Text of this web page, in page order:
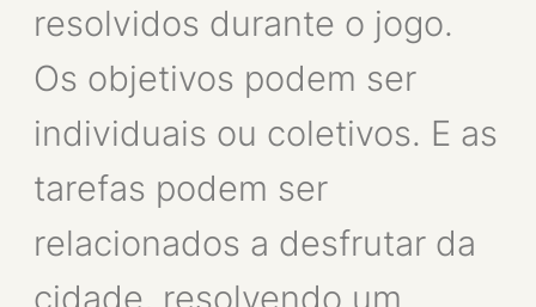
resolvidos durante o jogo.
Os objetivos podem ser
individuais ou coletivos. E as
tarefas podem ser
relacionados a desfrutar da
cidade, resolvendo um